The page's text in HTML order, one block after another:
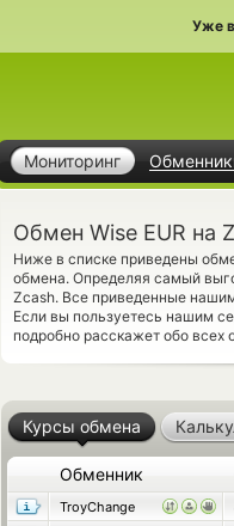
Уже
Мониторинг
Обмен Wise EUR на
Ниже в списке приведены
обмена. Определяя самый
Zcash. Все приведенные
Если вы пользуетесь нашим
подробно расскажет обо всех
Курсы обмена
Обменник
TroyChange